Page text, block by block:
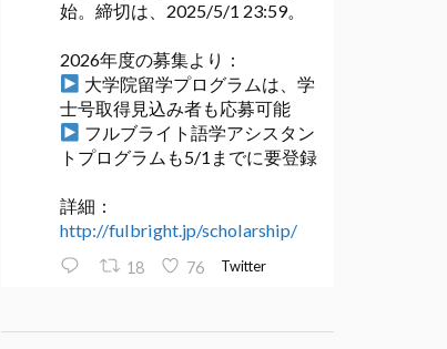
始。締切は、2025/5/1 23:59。
2026年度の募集より：
大学院留学プログラムは、学
士号取得見込み者も応募可能
フルブライト語学アシスタン
トプログラムも5/1までに要登録
詳細：
http://fulbright.jp/scholarship/
18 76 Twitter
JTPA@シリコンバレー発のエンジ